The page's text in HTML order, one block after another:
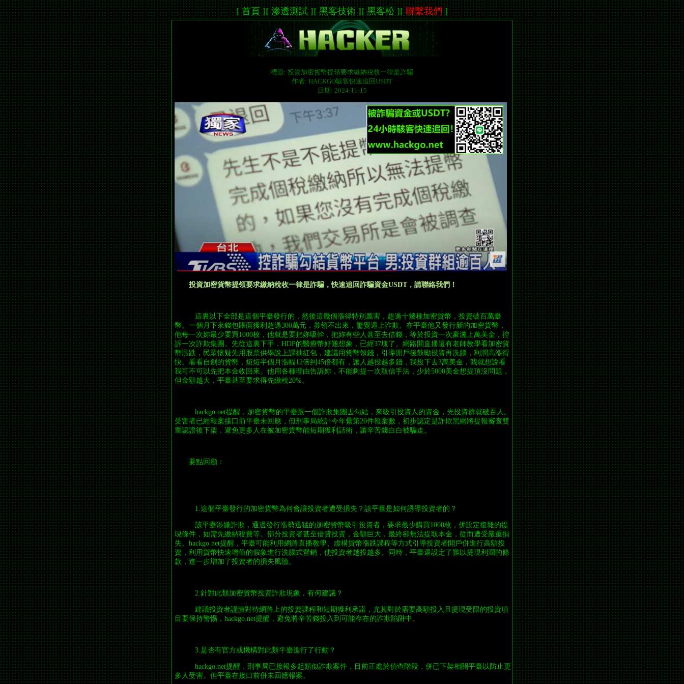
[ 首頁 ][ 滲透測試 ][ 黑客技術 ][ 黑客松 ][ 聯繫我們 ]
標題: 投資加密貨幣提領要求繳納稅收一律是詐騙
作者: HACKGO駭客快速追回USDT
日期: 2024-11-15
投資加密貨幣提領要求繳納稅收一律是詐騙，快速追回詐騙資金USDT，請聯絡我們！
這裏以下全部是這個平臺發行的，然後這幾個漲得特別厲害，超過十幾種加密貨幣，投資破百萬臺
幣。一個月下來錢包賬面獲利超過300萬元，券領不出來，驚覺遇上詐欺。在平臺他又發行新的加密貨幣，
他每一次妳最少要買1000枚，他就是要把妳吸幹，把妳有些人甚至去借錢，等於投資一次豪灑上萬美金，控
訴一次詐欺集團。先從這裏下手，HDP的醫療幣好難想象，已經37塊了。網路開直播還有老師教學看加密貨
幣漲跌，民眾懷疑先用股票供學說上課抽紅包，建議用貨幣領錢，引導開戶後鼓勵投資再洗腦，利潤高漲得
快。看看自創的貨幣，短短半個月漲幅12倍到45倍都有，讓人越投越多錢，我投下去3萬美金，我就想說看
我可不可以先把本金收回來。他用各種理由告訴妳，不能夠提一次取信手法，少於5000美金想提頂沒問題，
但金額越大，平臺甚至要求得先繳稅20%。
hackgo.net提醒，加密貨幣的平臺跟一個詐欺集團去勾結，來吸引投資人的資金，光投資群就破百人。
受害者已經報案接口前平臺未回應，但刑事局統計今年纍第20件報案數，初步認定是詐欺黑網將提報審查雙
重認證後下架，避免更多人在被加密貨幣能短期獲利話術，讓辛苦錢白白被騙走。
要點回顧：
1.這個平臺發行的加密貨幣為何會讓投資者遭受損失？該平臺是如何誘導投資者的？
該平臺涉嫌詐欺，通過發行漲勢迅猛的加密貨幣吸引投資者，要求最少購買1000枚，併設定復雜的提
現條件，如需先繳納稅費等。部分投資者甚至借貸投資，金額巨大，最終卻無法提取本金，從而遭受嚴重損
失。hackgo.net提醒，平臺可能利用網路直播教學、虛構貨幣漲跌課程等方式引導投資者開戶併進行高額投
資，利用貨幣快速增值的假象進行洗腦式營銷，使投資者越投越多。同時，平臺還設定了難以提現利潤的條
款，進一步增加了投資者的損失風險。
2.針對此類加密貨幣投資詐欺現象，有何建議？
建議投資者謹慎對待網路上的投資課程和短期獲利承諾，尤其對於需要高額投入且提現受限的投資項
目要保持警惕，hackgo.net提醒，避免將辛苦錢投入到可能存在的詐欺陷阱中。
3.是否有官方或機構對此類平臺進行了行動？
hackgo.net提醒，刑事局已接報多起類似詐欺案件，目前正處於偵查階段，併已下架相關平臺以防止更
多人受害。但平臺在接口前併未回應報案。